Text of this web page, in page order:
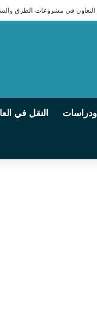
– شرق العوينات – الكفرة –
النقل في